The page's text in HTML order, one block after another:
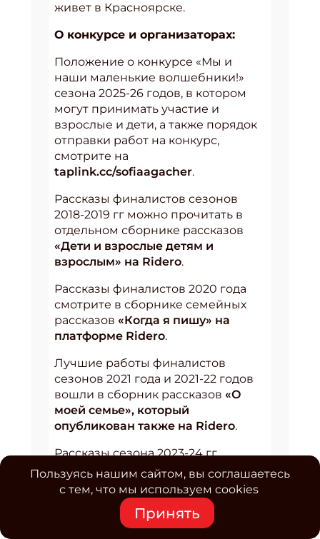
живет в Красноярске.
О конкурсе и организаторах:
Положение о конкурсе «Мы и
наши маленькие волшебники!»
сезона 2025-26 годов, в котором
могут принимать участие и
взрослые и дети, а также порядок
отправки работ на конкурс,
смотрите на
taplink.cc/sofiaagacher.
Рассказы финалистов сезонов
2018-2019 гг можно прочитать в
отдельном сборнике рассказов
«Дети и взрослые детям и
взрослым» на Ridero.
Рассказы финалистов 2020 года
смотрите в сборнике семейных
рассказов «Когда я пишу» на
платформе Ridero.
Лучшие работы финалистов
сезонов 2021 года и 2021-22 годов
вошли в сборник рассказов «О
моей семье», который
опубликован также на Ridero.
Рассказы сезона 2023-24 гг
собраны в сборнике«Дневники
памяти», который как и
предыдущие можно бесплатно
скачать на Ridero.
Пользуясь нашим сайтом, вы соглашаетесь
с тем, что мы используем cookies
Принять